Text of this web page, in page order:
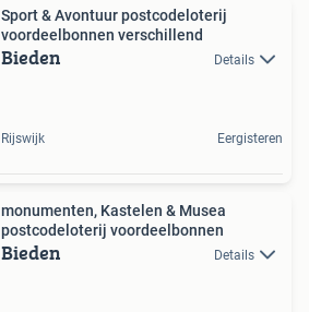
Sport & Avontuur postcodeloterij
voordeelbonnen verschillend
Bieden Details
Rijswijk Eergisteren
monumenten, Kastelen & Musea
postcodeloterij voordeelbonnen
Bieden Details